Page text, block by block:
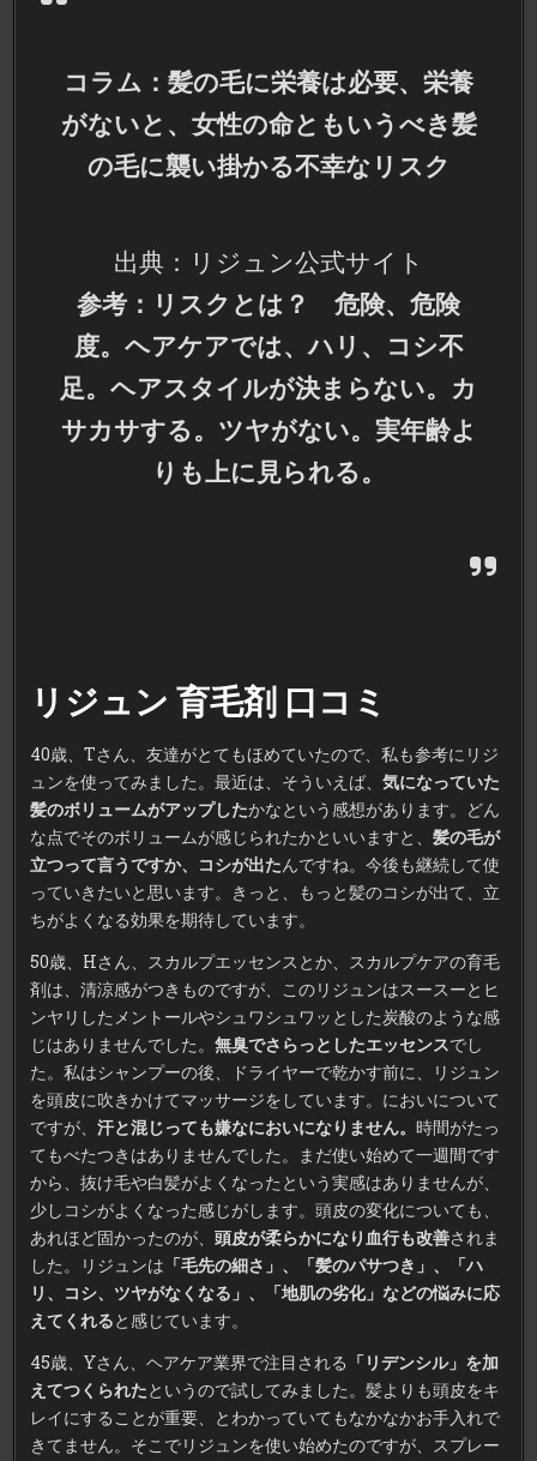
コラム：髪の毛に栄養は必要、栄養
がないと、女性の命ともいうべき髪
の毛に襲い掛かる不幸なリスク
出典：リジュン公式サイト
参考：リスクとは？ 危険、危険
度。ヘアケアでは、ハリ、コシ不
足。ヘアスタイルが決まらない。カ
サカサする。ツヤがない。実年齢よ
りも上に見られる。
リジュン 育毛剤 口コミ
40歳、Tさん、友達がとてもほめていたので、私も参考にリジ
ュンを使ってみました。最近は、そういえば、気になっていた
髪のボリュームがアップしたかなという感想があります。どん
な点でそのボリュームが感じられたかといいますと、髪の毛が
立つって言うですか、コシが出たんですね。今後も継続して使
っていきたいと思います。きっと、もっと髪のコシが出て、立
ちがよくなる効果を期待しています。
50歳、Hさん、スカルプエッセンスとか、スカルプケアの育毛
剤は、清涼感がつきものですが、このリジュンはスースーとヒ
ンヤリしたメントールやシュワシュワッとした炭酸のような感
じはありませんでした。無臭でさらっとしたエッセンスでし
た。私はシャンプーの後、ドライヤーで乾かす前に、リジュン
を頭皮に吹きかけてマッサージをしています。においについて
ですが、汗と混じっても嫌なにおいになりません。時間がたっ
てもべたつきはありませんでした。まだ使い始めて一週間です
から、抜け毛や白髪がよくなったという実感はありませんが、
少しコシがよくなった感じがします。頭皮の変化についても、
あれほど固かったのが、頭皮が柔らかになり血行も改善されま
した。リジュンは 「毛先の細さ」、「髪のパサつき」、「ハ
リ、コシ、ツヤがなくなる」、「地肌の劣化」などの悩みに応
えてくれると感じています。
45歳、Yさん、ヘアケア業界で注目される 「リデンシル」を加
えてつくられたというので試してみました。髪よりも頭皮をキ
レイにすることが重要、とわかっていてもなかなかお手入れで
きてません。そこでリジュンを使い始めたのですが、スプレー